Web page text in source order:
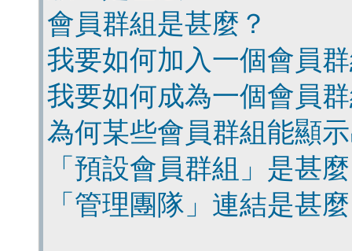
會員群組是甚麼？
我要如何加入一個會員
我要如何成為一個會員
為何某些會員群組能顯
「預設會員群組」是甚
「管理團隊」連結是甚